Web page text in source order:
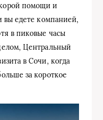
помощи и
вы едете компанией,
в пиковые часы
Центральный
в Сочи, когда
за короткое